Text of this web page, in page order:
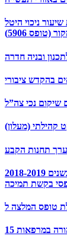
ניכוי היטל
(טופס 5906)
בהקדש ציבורי
שיקום נכי צה”ל
קהילתי (מעלון)
תחנות הקבע
הגשת דוח על שנת הפעילות הנתמכת לגופים שנתמכו בשנים 2018-2019
בקשת תמיכה
טופס המלצה ל
הורה במרפאות